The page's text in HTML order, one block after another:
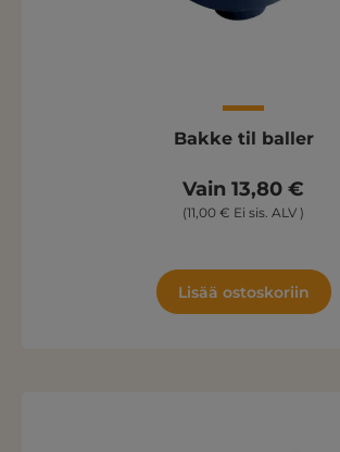
Bakke til baller
Vain 13,80 €
(11,00 € Ei sis. ALV )
Lisää ostoskoriin